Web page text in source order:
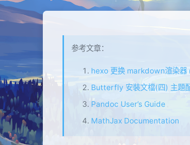
参考文章：
hexo 更换 markdown渲染
Butterfly 安裝文檔(四) 主題
Pandoc User’s Guide
MathJax Documentation